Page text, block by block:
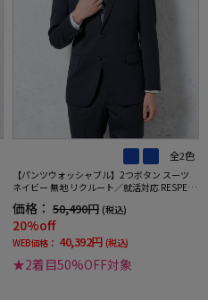
全2色
【パンツウォッシャブル】2つボタン スーツ
ネイビー 無地 リクルート／就活対応 RESPECT
価格： 50,490円 (税込)
20%off
WEB価格： 40,392円 (税込)
★2着目50%OFF対象